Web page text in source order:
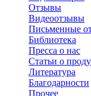
Отзывы
Видеоотзывы
Письменные
Библиотека
Пресса о нас
Статьи о
Литература
Благодарности
Прочее